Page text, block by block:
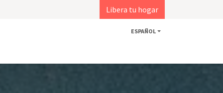
Libera tu hogar
ESPAÑOL